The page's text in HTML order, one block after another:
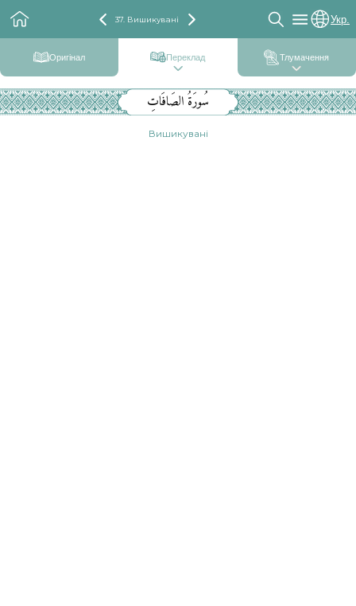
37. Вишикувані Укр.
Оригінал Переклад Тлумачення
سُورَةُ الصَافَاتِ
Вишикувані